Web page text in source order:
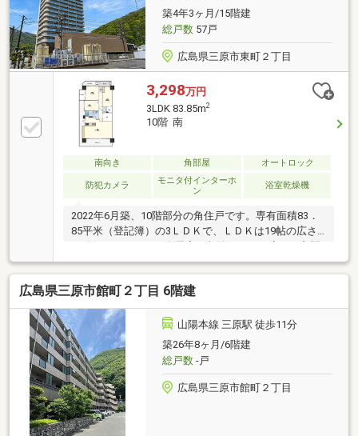
ます♪一部ＨＰにも掲載しております◆売却査定も随
時募集中です。机上査定だけでも構いません。 お気
軽にお問い合わせ下さい。
築4年3ヶ月/15階建
総戸数57戸
広島県三原市東町２丁目
3,298万円
3LDK 83.85m2
10階 南
南向き 角部屋 オートロック
防犯カメラ
モニタ付インターホ
ン
浴室乾燥機
2022年6月築、10階部分の角住戸です。専有面積83．
85平米（登記簿）の3ＬＤＫで、ＬＤＫは19帖の広さ
を確保しています。全居室に収納があり、廊下は玄関
まで視線が抜けるストレートな設計です。椅子
広島県三原市館町２丁目 6階建
山陽本線 三原駅 徒歩11分
築26年8ヶ月/6階建
総戸数-戸
広島県三原市館町２丁目